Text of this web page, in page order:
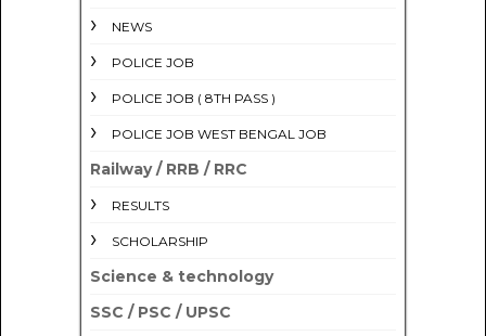
NEWS
POLICE JOB
POLICE JOB ( 8TH PASS )
POLICE JOB WEST BENGAL JOB
Railway / RRB / RRC
RESULTS
SCHOLARSHIP
Science & technology
SSC / PSC / UPSC